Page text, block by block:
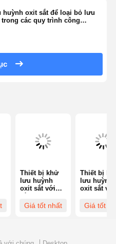
oxit sắt để loại bỏ lưu
các quy trình công
Thiết bị khử
lưu huỳnh
oxit sắt với
nước ≤ 5% và
trong lọc khí
Giá tốt nhất
Thiết bị
lưu huỳnh
oxit sắt với
0,3-0,5
Giá tốt